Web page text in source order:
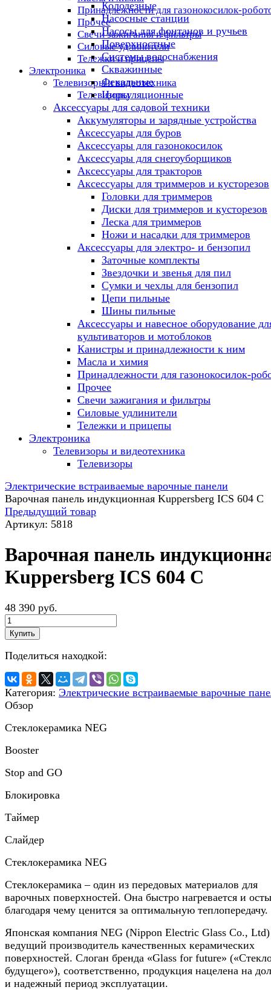
Принадлежности для газонокосилок-
Прочее
Свечи зажигания и фильтры
Силовые удлинители
Тележки и прицепы
Электроника
Телевизоры и видеотехника
Телевизоры
Колодезные
Насосные станции
Насосы для фонтанов и ручьев
Поверхностные
Системы водоснабжения
Скважинные
Фекальные
Циркуляционные
Аксессуары для садовой техники
Аккумуляторы и зарядные устройства
Аксессуары для буров
Аксессуары для газонокосилок
Аксессуары для снегоуборщиков
Аксессуары для тракторов
Аксессуары для триммеров и кусторезов
Головки для триммеров
Диски для триммеров и кусторезов
Леска для триммеров
Ножи и насадки для триммеров
Аксессуары для электро- и бензопил
Заточные комплекты
Звездочки и звенья для пил
Сумки и чехлы для бензопил
Цепи пильные
Шины пильные
Аксессуары и навесное оборудование
культиваторов и мотоблоков
Канистры и принадлежности к ним
Масла и химия
Принадлежности для газонокосилок-
Прочее
Свечи зажигания и фильтры
Силовые удлинители
Тележки и прицепы
Электроника
Телевизоры и видеотехника
Телевизоры
Электрические встраиваемые варочные панели
Варочная панель индукционная Kuppersberg ICS 604 C
Предыдущий товар
Артикул: 5818
Варочная панель
Kuppersberg ICS 604 C
48 390 руб.
Купить
Поделиться находкой:
Категория: Электрические встраиваемые варочные
Обзор
Стеклокерамика NEG
Booster
Stop and GO
Блокировка
Таймер
Слайдер
Стеклокерамика NEG
Стеклокерамика – один из передовых материалов для
варочных поверхностей. Она быстро нагревается и
благодаря чему ценится за оптимальную теплопередачу.
Японская компания NEG (Nippon Electric Glass Co.,
ведущий производитель качественных керамических
поверхностей. Слоган бренда «Glass for future»
будущего»), соответственно, продукция нацелена на
и надежный период эксплуатации.